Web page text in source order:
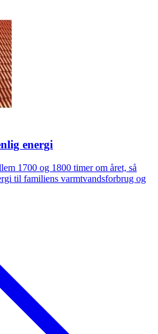
energi
1700 og 1800 timer om året, så
til familiens varmtvandsforbrug og